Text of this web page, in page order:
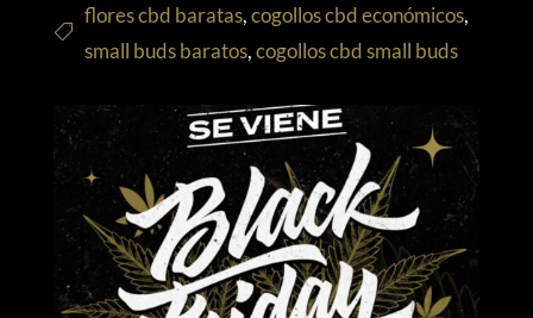
flores cbd baratas,cogollos cbd económicos,
small buds baratos,cogollos cbd small buds